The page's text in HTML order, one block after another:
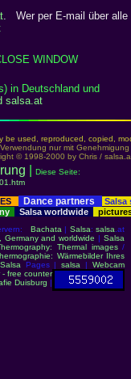
. Wer per E-mail über alle
WINDOW
in Deutschland und
salsa.at
used, reproduced, copied,
nur mit
© 1998-2000 by Chris /
Diese Seite:
Dance partners
Salsa
Salsa worldwide
Bachata | Salsa:salsa .at
and worldwide |Salsa
Thermal images/
Wärmebilder Ihres
Salsa Pages |salsa |Webcam
- free counter
Duisburg |